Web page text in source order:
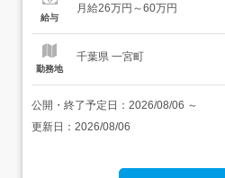
た書類の作成からお任せしま
給与
月給26万円～60万円
勤務地
千葉県 一宮町
公開・終了予定日： 2026/08/06 ～
更新日： 2026/08/06